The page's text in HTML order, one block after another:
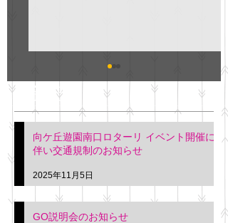
明日(11月6日)午後3時～5
階会議室にてGOの説明会
を行います。 神奈川個人
タクシー協同組合 専務 佐
久間
最新記事
向ケ丘遊園南口ロターリ イベント開催に
伴い交通規制のお知らせ
2025年11月5日
GO説明会のお知らせ